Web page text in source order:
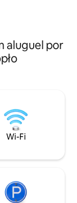
noite/animal de
aluguel por
Wi-Fi